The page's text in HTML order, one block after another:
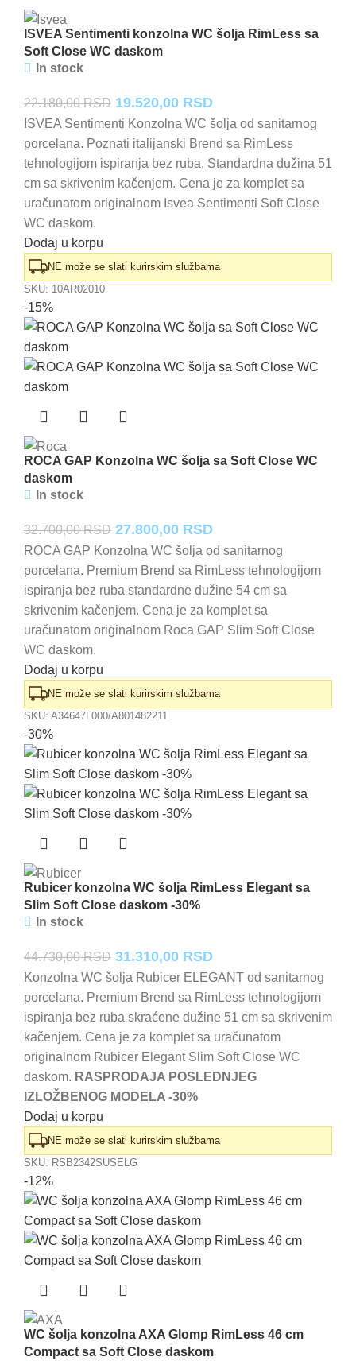
ISVEA Sentimenti konzolna WC šolja RimLess sa
Soft Close WC daskom
In stock
22.180,00RSD Originalna
cena
je
bila:
22.180,00 RSD.
19.520,00 RSDTrenutna
cena
je:
19.520,00 RSD.
ISVEA Sentimenti Konzolna WC šolja od sanitarnog
porcelana. Poznati italijanski Brend sa RimLess
tehnologijom ispiranja bez ruba. Standardna dužina 51
cm sa skrivenim kačenjem. Cena je za komplet sa
uračunatom originalnom Isvea Sentimenti Soft Close
WC daskom.
Dodaj u korpu
NE može se slati kurirskim službama
SKU: 10AR02010
-15%
ROCA GAP Konzolna WC šolja sa Soft Close WC
daskom
In stock
32.700,00RSD Originalna
cena
je
bila:
32.700,00 RSD.
27.800,00 RSDTrenutna
cena
je:
27.800,00 RSD.
ROCA GAP Konzolna WC šolja od sanitarnog
porcelana. Premium Brend sa RimLess tehnologijom
ispiranja bez ruba standardne dužine 54 cm sa
skrivenim kačenjem. Cena je za komplet sa
uračunatom originalnom Roca GAP Slim Soft Close
WC daskom.
Dodaj u korpu
NE može se slati kurirskim službama
SKU: A34647L000/A801482211
-30%
Rubicer konzolna WC šolja RimLess Elegant sa
Slim Soft Close daskom -30%
In stock
44.730,00RSD Originalna
cena
je
bila:
44.730,00 RSD.
31.310,00 RSDTrenutna
cena
je:
31.310,00 RSD.
Konzolna WC šolja Rubicer ELEGANT od sanitarnog
porcelana. Premium Brend sa RimLess tehnologijom
ispiranja bez ruba skraćene dužine 51 cm sa skrivenim
kačenjem. Cena je za komplet sa uračunatom
originalnom Rubicer Elegant Slim Soft Close WC
daskom. RASPRODAJA POSLEDNJEG
IZLOŽBENOG MODELA -30%
Dodaj u korpu
NE može se slati kurirskim službama
SKU: RSB2342SUSELG
-12%
WC šolja konzolna AXA Glomp RimLess 46 cm
Compact sa Soft Close daskom